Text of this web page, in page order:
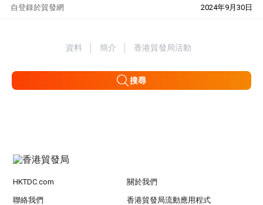
自 2024年9月30日
登錄於貿發網
資料 簡介 香港貿發局活動
搜尋
HKTDC.com 關於我們
聯絡我們 香港貿發局流動應用程式